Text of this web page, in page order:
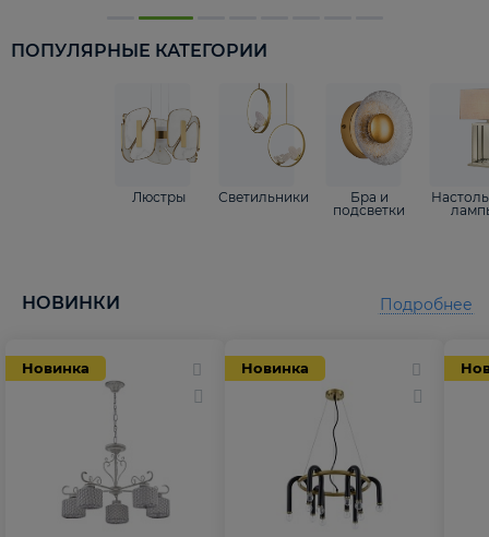
ПОПУЛЯРНЫЕ КАТЕГОРИИ
Люстры Светильники
Бра и
подсветки
НОВИНКИ
Новинка Новинка
Подробнее